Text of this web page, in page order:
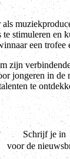
stimuleren en
een
zijn
jongeren in
te
Schrijf je in
voor de